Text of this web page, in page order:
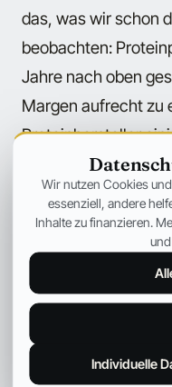
das, was wir schon
beobachten:
Jahre nach oben
Margen aufrecht zu
Proteinhersteller
Entscheidungen
Deine sportlichen
wurden.
Auch Kreatin
dramatische
Einige Firmen
unterschiedlichem
Wir nutzen Cookies
essenziell, andere
Inhalte zu finanzieren.
Individuelle